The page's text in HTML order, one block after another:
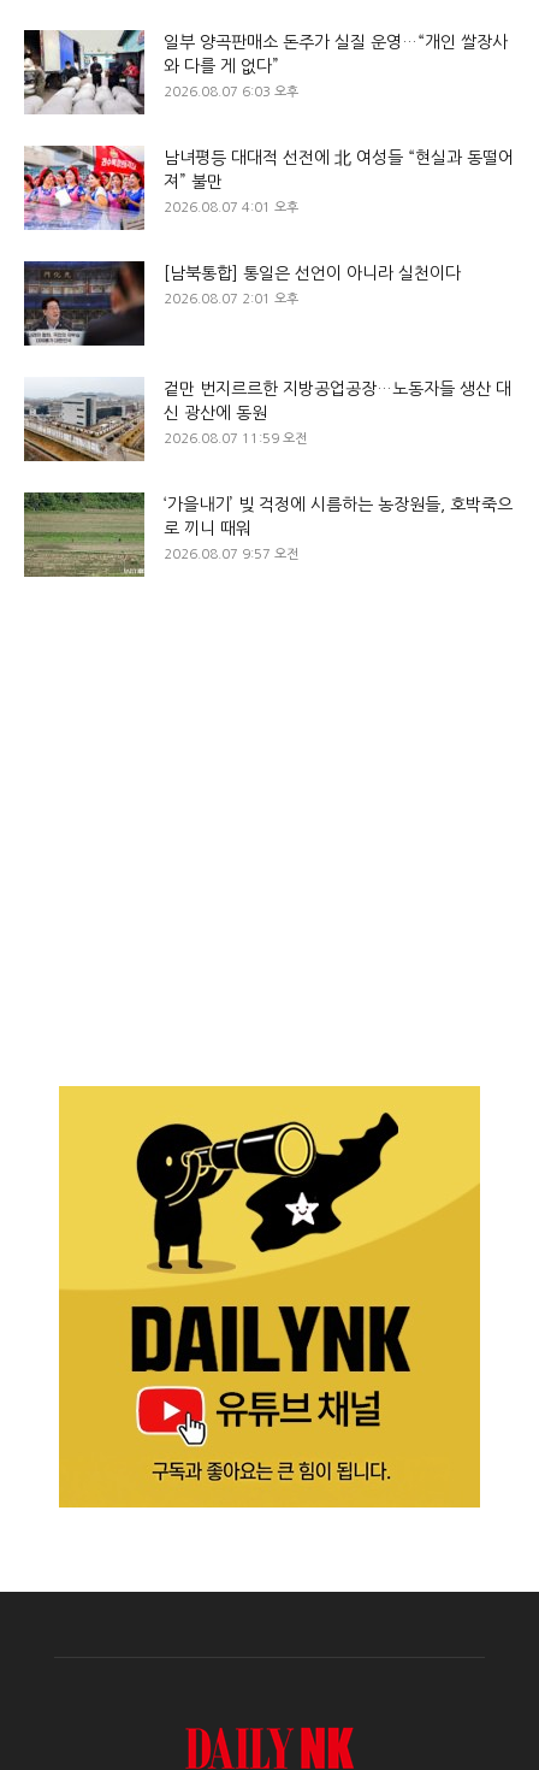
일부 양곡판매소 돈주가 실질 운영…“개인 쌀장사
와 다를 게 없다”
2026.08.07 6:03 오후
남녀평등 대대적 선전에 北 여성들 “현실과 동떨어
져” 불만
2026.08.07 4:01 오후
[남북통합] 통일은 선언이 아니라 실천이다
2026.08.07 2:01 오후
겉만 번지르르한 지방공업공장…노동자들 생산 대
신 광산에 동원
2026.08.07 11:59 오전
‘가을내기’ 빚 걱정에 시름하는 농장원들, 호박죽으
로 끼니 때워
2026.08.07 9:57 오전